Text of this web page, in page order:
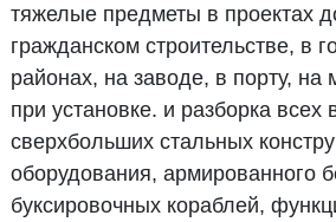
тяжелые предметы в проектах
гражданском строительстве, в
районах, на заводе, в порту, на
при установке. и разборка всех
сверхбольших стальных
оборудования, армированного
буксировочных кораблей,